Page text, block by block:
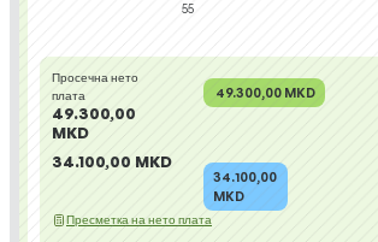
55
Просечна нето
плата
49.300,00
MKD
49.300,00 MKD
34.100,00 MKD
34.100,00
MKD
Пресметка на нето плата